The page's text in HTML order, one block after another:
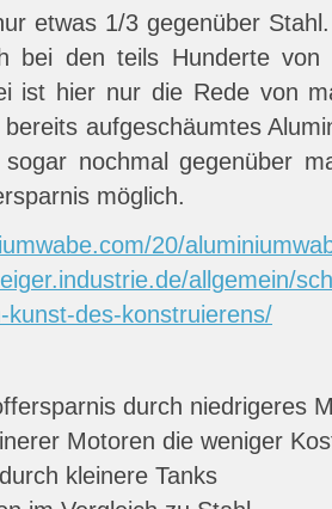
etwas 1/3 gegenüber
bei den teils Hunderte von
ist hier nur die Rede von
aufgeschäumtes
nochmal gegenüber
möglich.
20/
allgemein/
kunst-des-konstruierens/
durch niedrigeres
Motoren die weniger
kleinere Tanks